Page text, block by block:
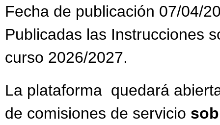
Fecha de publicación 07/04/
Publicadas las Instrucciones
curso 2026/2027.
La plataforma quedará
de comisiones de servicio